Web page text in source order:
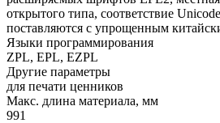
открытого типа, соответствие
поставляются с упрощенным
Языки программирования
ZPL, EPL, EZPL
Другие параметры
для печати ценников
Макс. длина материала, мм
991